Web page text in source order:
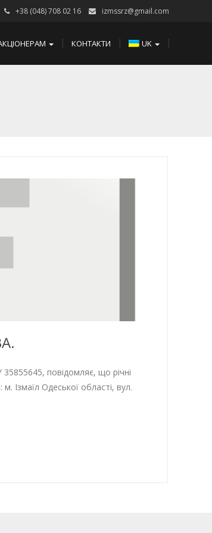
+38 (048) 708 02 16 izmssrz@gmail.com
КОНТАКТИ UK
повідомляє, що річні
Ізмаїл Одеської області, вул.